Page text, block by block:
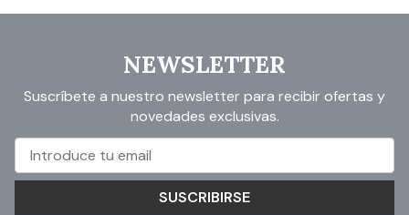
NEWSLETTER
Suscríbete a nuestro newsletter para recibir ofertas y
novedades exclusivas.
SUSCRIBIRSE